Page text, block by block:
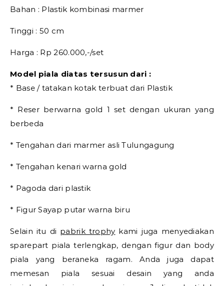
Bahan : Plastik kombinasi marmer
Tinggi : 50 cm
Harga : Rp 260.000,-/set
Model piala diatas tersusun dari :
* Base / tatakan kotak terbuat dari Plastik
* Reser berwarna gold 1 set dengan ukuran yang
berbeda
* Tengahan dari marmer asli Tulungagung
* Tengahan kenari warna gold
* Pagoda dari plastik
* Figur Sayap putar warna biru
Selain itu di pabrik trophy kami juga menyediakan
sparepart piala terlengkap, dengan figur dan body
piala yang beraneka ragam. Anda juga dapat
memesan piala sesuai desain yang anda